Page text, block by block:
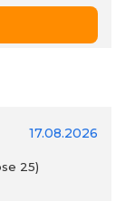
17.08.2026
25)